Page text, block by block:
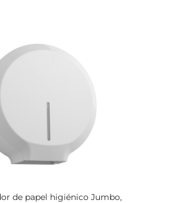
de papel higiénico Jumbo,